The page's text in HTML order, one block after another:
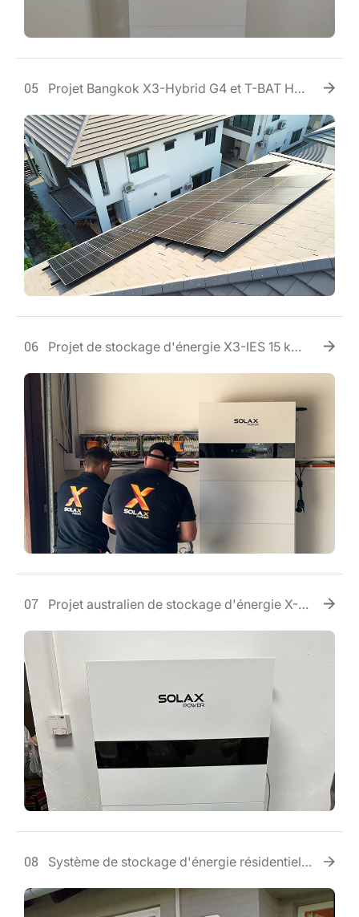
05
Projet Bangkok X3-Hybrid G4 et T-BAT HV
06
Projet de stockage d'énergie X3-IES 15 kWh
07
Projet australien de stockage d'énergie X-
08
Système de stockage d'énergie résidentiel